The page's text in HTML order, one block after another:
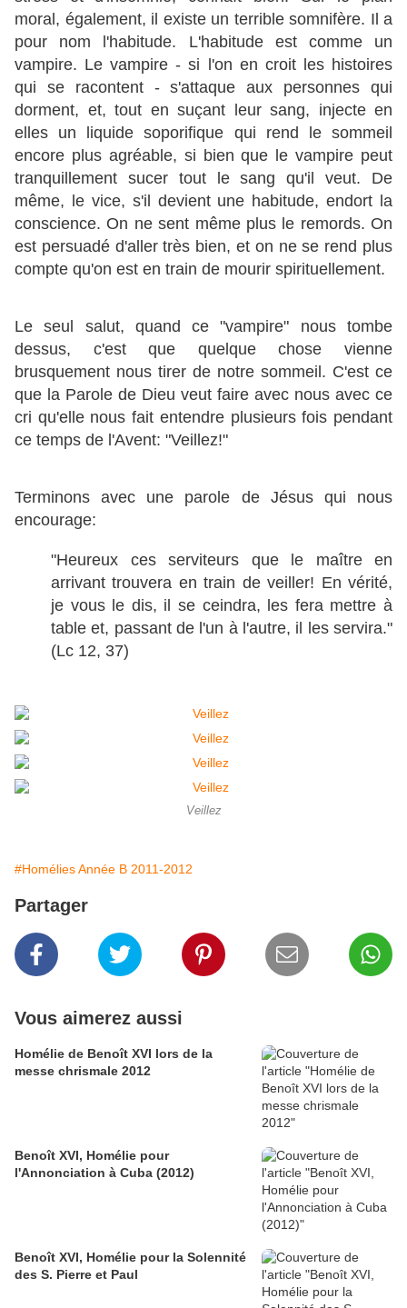
moral, également, il existe un terrible somnifère. Il a
pour nom l'habitude. L'habitude est comme un
vampire. Le vampire - si l'on en croit les histoires
qui se racontent - s'attaque aux personnes qui
dorment, et, tout en suçant leur sang, injecte en
elles un liquide soporifique qui rend le sommeil
encore plus agréable, si bien que le vampire peut
tranquillement sucer tout le sang qu'il veut. De
même, le vice, s'il devient une habitude, endort la
conscience. On ne sent même plus le remords. On
est persuadé d'aller très bien, et on ne se rend plus
compte qu'on est en train de mourir spirituellement.
Le seul salut, quand ce "vampire" nous tombe
dessus, c'est que quelque chose vienne
brusquement nous tirer de notre sommeil. C'est ce
que la Parole de Dieu veut faire avec nous avec ce
cri qu'elle nous fait entendre plusieurs fois pendant
ce temps de l'Avent: "Veillez!"
Terminons avec une parole de Jésus qui nous
encourage:
"Heureux ces serviteurs que le maître en
arrivant trouvera en train de veiller! En vérité,
je vous le dis, il se ceindra, les fera mettre à
table et, passant de l'un à l'autre, il les servira."
(Lc 12, 37)
Veillez
#Homélies Année B 2011-2012
Partager
Vous aimerez aussi
Homélie de Benoît XVI lors de la
messe chrismale 2012
Benoît XVI, Homélie pour
l'Annonciation à Cuba (2012)
Benoît XVI, Homélie pour la Solennité
des S. Pierre et Paul